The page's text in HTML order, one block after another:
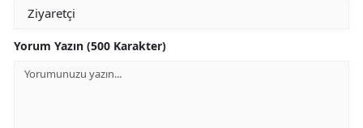
Yorum Yazın (500 Karakter)